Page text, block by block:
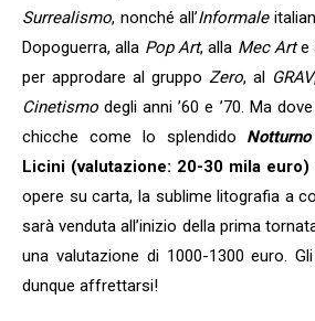
Surrealismo, nonché all’Informale
Dopoguerra, alla Pop Art, alla Mec Arte
per approdare al gruppo Zero, al GRAV
Cinetismo degli anni ’60 e ’70. Ma
chicche come lo splendido Notturno
Licini (valutazione: 20-30 mila euro)
opere su carta, la sublime litografia a
sarà venduta all’inizio della prima
una valutazione di 1000-1300 euro.
dunque affrettarsi!